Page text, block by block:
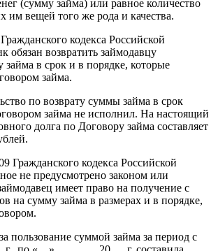
(сумму займа) или равное количество
им вещей того же рода и качества.
кодекса Российской
обязан возвратить займодавцу
в срок и в порядке, которые
займа.
по возврату суммы займа в срок
займа не исполнил. На настоящий
долга по Договору займа составляет
Гражданского кодекса Российской
не предусмотрено законом или
имеет право на получение с
на сумму займа в размерах и в порядке,
пользование суммой займа за период с